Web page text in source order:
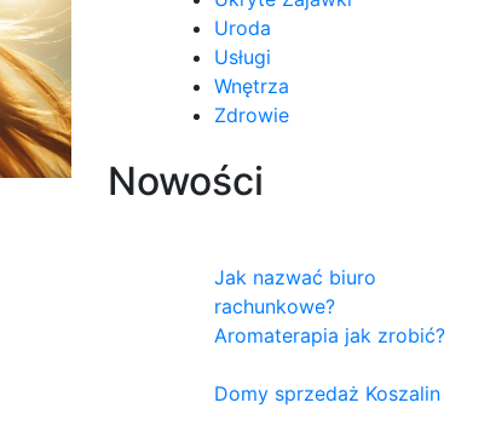
Uroda
Usługi
Wnętrza
Zdrowie
Nowości
Jak nazwać biuro
rachunkowe?
Aromaterapia jak zrobić?
Domy sprzedaż Koszalin